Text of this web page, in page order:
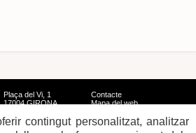
Plaça del Vi, 1
17004 GIRONA
Contacte
Mapa del web
Avís legal
contingut personalitzat, analitzar